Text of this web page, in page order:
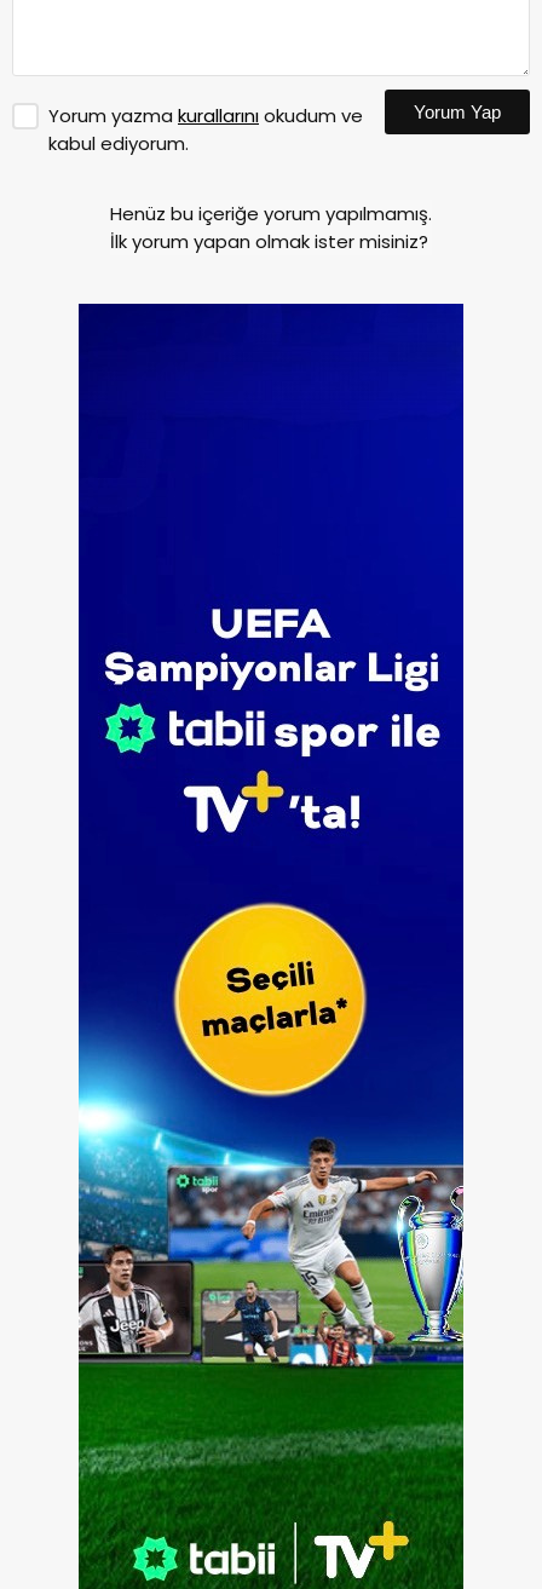
Yorum yazma kurallarınıokudum ve
kabul ediyorum.
Yorum Yap
Henüz bu içeriğe yorum yapılmamış.
İlk yorum yapan olmak ister misiniz?